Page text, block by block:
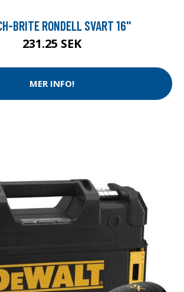
BRITE RONDELL SVART 16''
231.25 SEK
MER INFO!